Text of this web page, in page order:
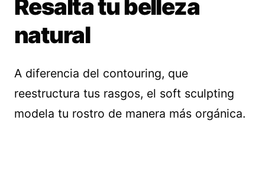
Resalta tu belleza
natural
A diferencia del contouring, que
reestructura tus rasgos, el soft sculpting
modela tu rostro de manera más orgánica.